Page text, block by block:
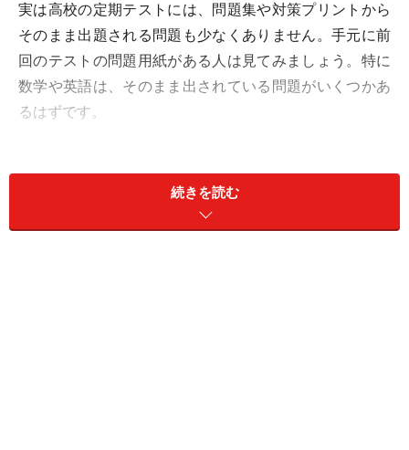
実は高校の定期テストには、問題集や対策プリントから
そのまま出題される問題も少なくありません。手元に前
回のテストの問題用紙がある人は見てみましょう。特に
数学や英語は、そのまま出されている問題がいくつかあ
るはずです。
れる子もいれば、赤点ギリギリの点数しかとれない子も
います。同じように高校受験を経て入学したはずなの
続きを読む